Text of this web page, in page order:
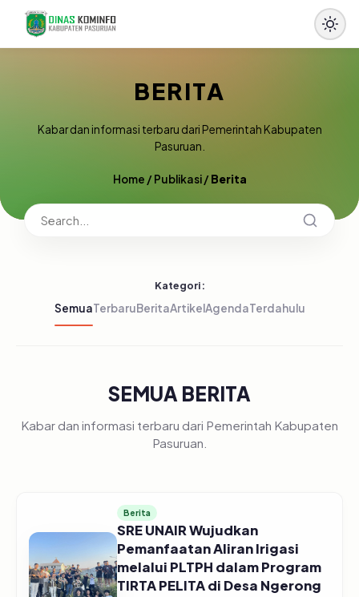
BERITA
Kabar dan informasi terbaru dari Pemerintah Kabupaten
Pasuruan.
Home /Publikasi/Berita
Kategori:
SemuaTerbaruBeritaArtikelAgendaTerdahulu
SEMUA BERITA
Kabar dan informasi terbaru dari Pemerintah Kabupaten
Pasuruan.
Berita
SRE UNAIR Wujudkan
Pemanfaatan Aliran Irigasi
melalui PLTPH dalam Program
TIRTA PELITA di Desa Ngerong